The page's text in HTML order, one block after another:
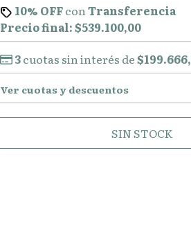
10% OFFconTransferencia
Precio final:$539.100,00
3cuotas sin interés de
Ver cuotas y descuentos
SIN STOCK